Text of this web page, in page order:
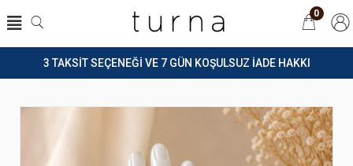
3 TAKSİT SEÇENEĞİ VE 7 GÜN KOŞULSUZ İADE HAKKI
0